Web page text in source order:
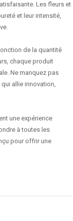
Les fleurs et
et leur intensité,
de la quantité
chaque produit
Ne manquez pas
qui allie innovation,
une expérience
à toutes les
pour offrir une